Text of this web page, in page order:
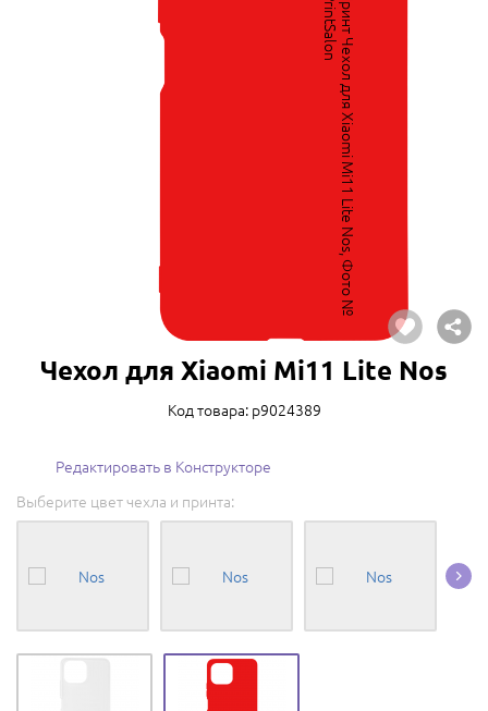
Чехол для Xiaomi Mi11 Lite Nos
Код товара: p9024389
Редактировать в Конструкторе
Выберите цвет чехла и принта: